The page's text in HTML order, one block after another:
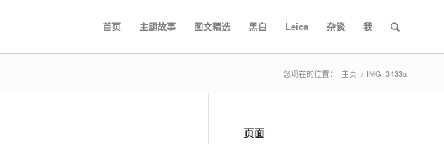
首页 主题故事 图文精选 黑白 Leica 杂谈 我
您现在的位置： 主页 / IMG_3433a
页面